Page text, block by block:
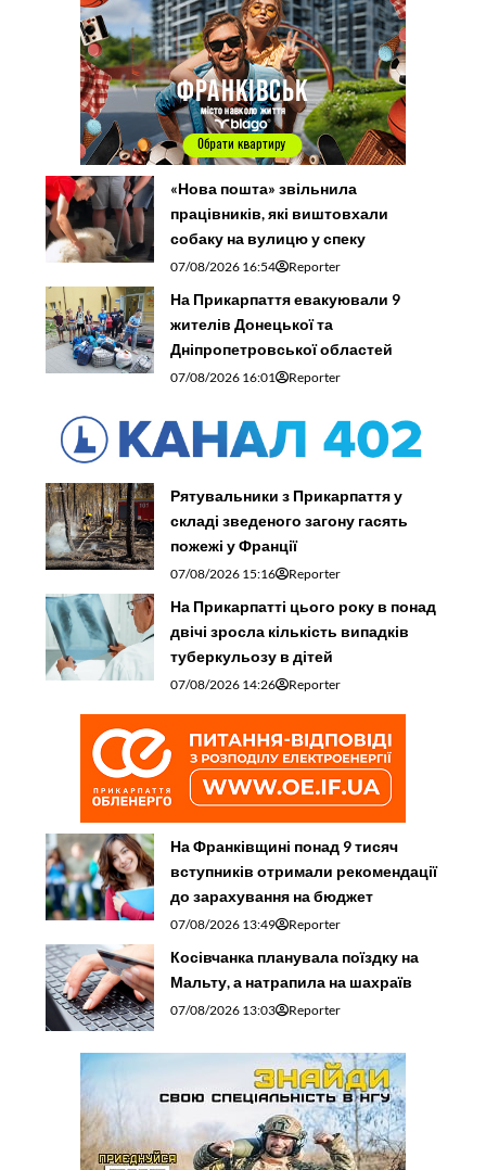
«Нова пошта» звільнила
працівників, які виштовхали
собаку на вулицю у спеку
07/08/2026 16:54 Reporter
На Прикарпаття евакуювали 9
жителів Донецької та
Дніпропетровської областей
07/08/2026 16:01 Reporter
Рятувальники з Прикарпаття у
складі зведеного загону гасять
пожежі у Франції
07/08/2026 15:16 Reporter
На Прикарпатті цього року в понад
двічі зросла кількість випадків
туберкульозу в дітей
07/08/2026 14:26 Reporter
На Франківщині понад 9 тисяч
вступників отримали рекомендації
до зарахування на бюджет
07/08/2026 13:49 Reporter
Косівчанка планувала поїздку на
Мальту, а натрапила на шахраїв
07/08/2026 13:03 Reporter